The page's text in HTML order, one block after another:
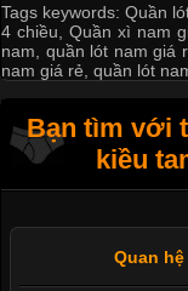
Tags keywords: Quần
4 chiều ,Quần xì nam
nam
quần lót nam giá
nam giá rẻ quần lót
Bạn tìm với
kiều
Quan